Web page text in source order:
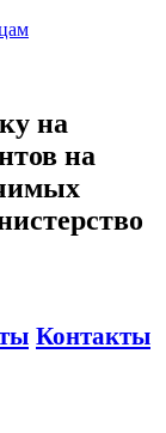
на
на
Контакты